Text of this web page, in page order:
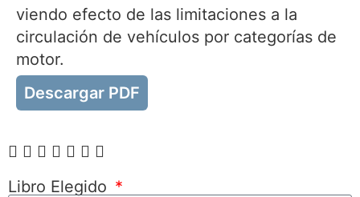
viendo efecto de las limitaciones a la
circulación de vehículos por categorías de
motor.
Descargar PDF
Libro Elegido